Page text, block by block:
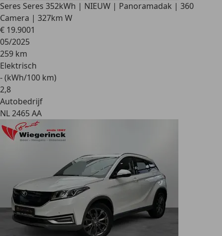
Seres Seres 352kWh | NIEUW | Panoramadak | 360
Camera | 327km W
€ 19.9001
05/2025
259 km
Elektrisch
- (kWh/100 km)
2,8
Autobedrijf
NL 2465 AA